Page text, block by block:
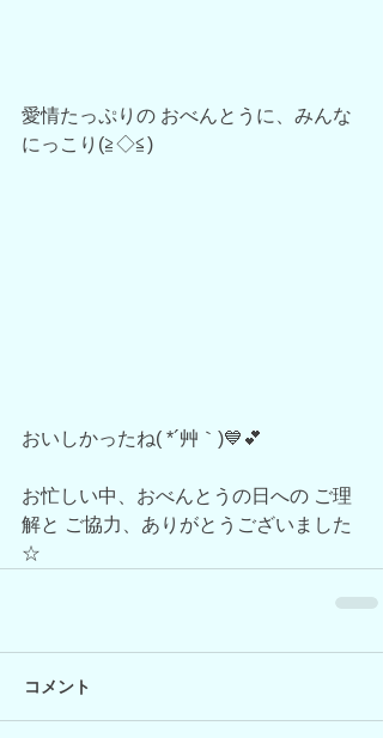
愛情たっぷりの おべんとうに、みんな
にっこり(≧◇≦)
おいしかったね( *´艸｀)💙💕
お忙しい中、おべんとうの日への ご理
解と ご協力、ありがとうございました
☆
コメント